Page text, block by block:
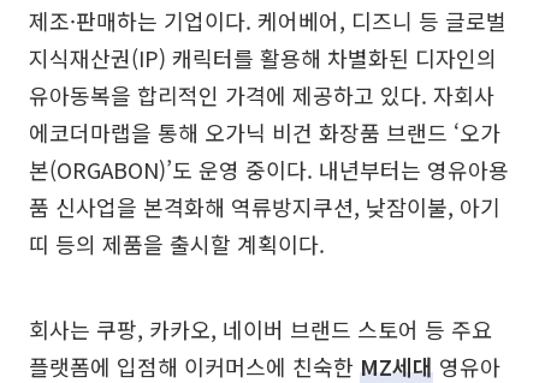
제조·판매하는 기업이다. 케어베어, 디즈니 등 글로벌
지식재산권(IP) 캐릭터를 활용해 차별화된 디자인의
유아동복을 합리적인 가격에 제공하고 있다. 자회사
에코더마랩을 통해 오가닉 비건 화장품 브랜드 ‘오가
본(ORGABON)’도 운영 중이다. 내년부터는 영유아용
품 신사업을 본격화해 역류방지쿠션, 낮잠이불, 아기
띠 등의 제품을 출시할 계획이다.
회사는 쿠팡, 카카오, 네이버 브랜드 스토어 등 주요
플랫폼에 입점해 이커머스에 친숙한 MZ세대 영유아